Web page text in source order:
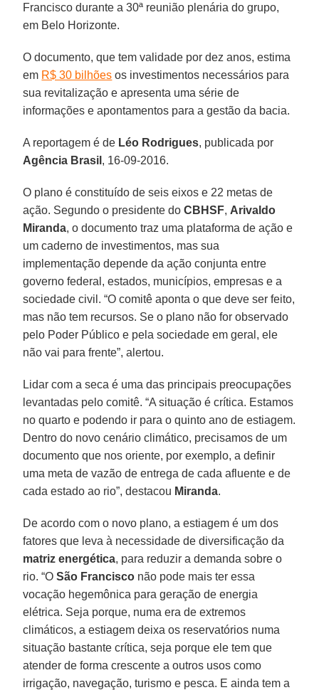
Francisco durante a 30ª reunião plenária do grupo,
em Belo Horizonte.
O documento, que tem validade por dez anos, estima
em R$ 30 bilhões os investimentos necessários para
sua revitalização e apresenta uma série de
informações e apontamentos para a gestão da bacia.
A reportagem é de Léo Rodrigues, publicada por
Agência Brasil , 16-09-2016.
O plano é constituído de seis eixos e 22 metas de
ação. Segundo o presidente doCBHSF, Arivaldo
Miranda, o documento traz uma plataforma de ação e
um caderno de investimentos, mas sua
implementação depende da ação conjunta entre
governo federal, estados, municípios, empresas e a
sociedade civil. “O comitê aponta o que deve ser feito,
mas não tem recursos. Se o plano não for observado
pelo Poder Público e pela sociedade em geral, ele
não vai para frente”, alertou.
Lidar com a seca é uma das principais preocupações
levantadas pelo comitê. “A situação é crítica. Estamos
no quarto e podendo ir para o quinto ano de estiagem.
Dentro do novo cenário climático, precisamos de um
documento que nos oriente, por exemplo, a definir
uma meta de vazão de entrega de cada afluente e de
cada estado ao rio”, destacou Miranda.
De acordo com o novo plano, a estiagem é um dos
fatores que leva à necessidade de diversificação da
matriz energética, para reduzir a demanda sobre o
rio. “OSão Francisco não pode mais ter essa
vocação hegemônica para geração de energia
elétrica. Seja porque, numa era de extremos
climáticos, a estiagem deixa os reservatórios numa
situação bastante crítica, seja porque ele tem que
atender de forma crescente a outros usos como
irrigação, navegação, turismo e pesca. E ainda tem a